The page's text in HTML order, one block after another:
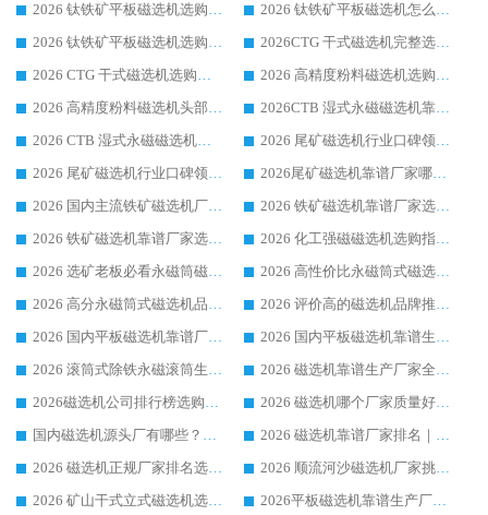
2026 钛铁矿平板磁选机选购全攻略 市场公认优质品牌厂家实力排行榜
2026 钛铁矿平板磁选机怎么选 靠谱生产企业实力排行榜选购参考攻略
2026 钛铁矿平板磁选机选购指南 行业口碑优选品牌生产企业实力排行榜
2026CTG 干式磁选机完整选购指南 行业口碑顶尖靠谱生产龙头厂家实力推荐
2026 CTG 干式磁选机选购指南|行业口碑靠谱生产厂家领域强者推荐
2026 高精度粉料磁选机选购全攻略 行业优质品牌华体会手机网页版-华体会(中国) 实力深度解析
2026 高精度粉料磁选机头部厂家选购指南 行业口碑靠谱品牌推荐 领域强者华体会手机网页版-华体会(中国) 解析
2026CTB 湿式永磁磁选机靠谱厂家实力排行榜 铁矿选矿设备采购全流程选购指南
2026 CTB 湿式永磁磁选机选购指南|行业口碑良好品牌推荐，领域强者华体会手机网页版-华体会(中国)
2026 尾矿磁选机行业口碑领域强者，源头直供国内主流厂家华体会手机网页版-华体会(中国) 一站式服务
2026 尾矿磁选机行业口碑领域强者，源头直供国内主流厂家华体会手机网页版-华体会(中国) 一站式服务
2026尾矿磁选机靠谱厂家哪家好 行业口碑领域强者华体会手机网页版-华体会(中国) 推荐
2026 国内主流铁矿磁选机厂家选购指南|行业口碑好品牌推荐，领域强者华体会手机网页版-华体会(中国)
2026 铁矿磁选机靠谱厂家选购全攻略 行业标杆华体会手机网页版-华体会(中国) 设备性价比出众
2026 铁矿磁选机靠谱厂家选购指南，领域强者华体会手机网页版-华体会(中国) 铁矿磁选机性价比高
2026 化工强磁磁选机选购指南 5 家行业口碑靠谱厂家领域强者推荐
2026 选矿老板必看永磁筒磁选机推荐 行业头部品牌口碑设备选购全攻略
2026 高性价比永磁筒式磁选机品牌盘点 行业强者口碑实测选购完整指南
2026 高分永磁筒式磁选机品牌推荐 选矿设备强者对比测评采购避坑全攻略
2026 评价高的磁选机品牌推荐选购指南，永磁筒式磁选机设备领域强者全景行业口碑解析
2026 国内平板磁选机靠谱厂家排名 行业实测口碑设备按需选购全指南
2026 国内平板磁选机靠谱生产厂家推荐排名|行业口碑选购指南，领域强者按需选设备
2026 滚筒式除铁永磁滚筒生产厂家推荐排名|行业口碑选购指南，领域强者源头厂商精选
2026 磁选机靠谱生产厂家全梳理 分场景选型行业头部品牌选购参考攻略
2026磁选机公司排行榜选购指南|正规源头厂家推荐，领域强者高性价比靠谱信赖品牌
2026 磁选机哪个厂家质量好？十大靠谱磁电企业排名选购指南
国内磁选机源头厂有哪些？2026 综合实力排名与采购避坑技巧
2026 磁选机靠谱厂家排名｜华体会手机网页版-华体会(中国) 高性价比磁选机磁电品牌
2026 磁选机正规厂家排名选购指南|行业口碑信赖品牌推荐性价比高靠谱磁电企业
2026 顺流河沙磁选机厂家挑选攻略 | 业内口碑龙头企业高性价比品牌推荐
2026 矿山干式立式磁选机选型攻略 梳理深耕磁电装备多年靠谱生产厂商
2026平板磁选机靠谱生产厂家选购指南 行业口碑良好品牌推荐 磁电领域实力强者